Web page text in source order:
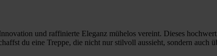
und raffinierte Eleganz mühelos vereint. Dieses
du eine Treppe, die nicht nur stilvoll aussieht, sondern auch